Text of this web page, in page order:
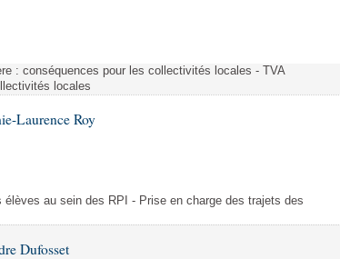
: conséquences pour les collectivités locales - TVA
locales
Laurence Roy
au sein des RPI - Prise en charge des trajets des
Dufosset